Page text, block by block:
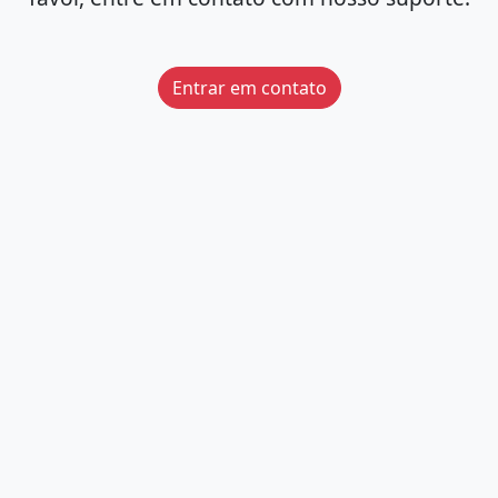
Entrar em contato